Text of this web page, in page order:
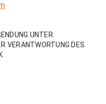
UNTER
VERANTWORTUNG DES